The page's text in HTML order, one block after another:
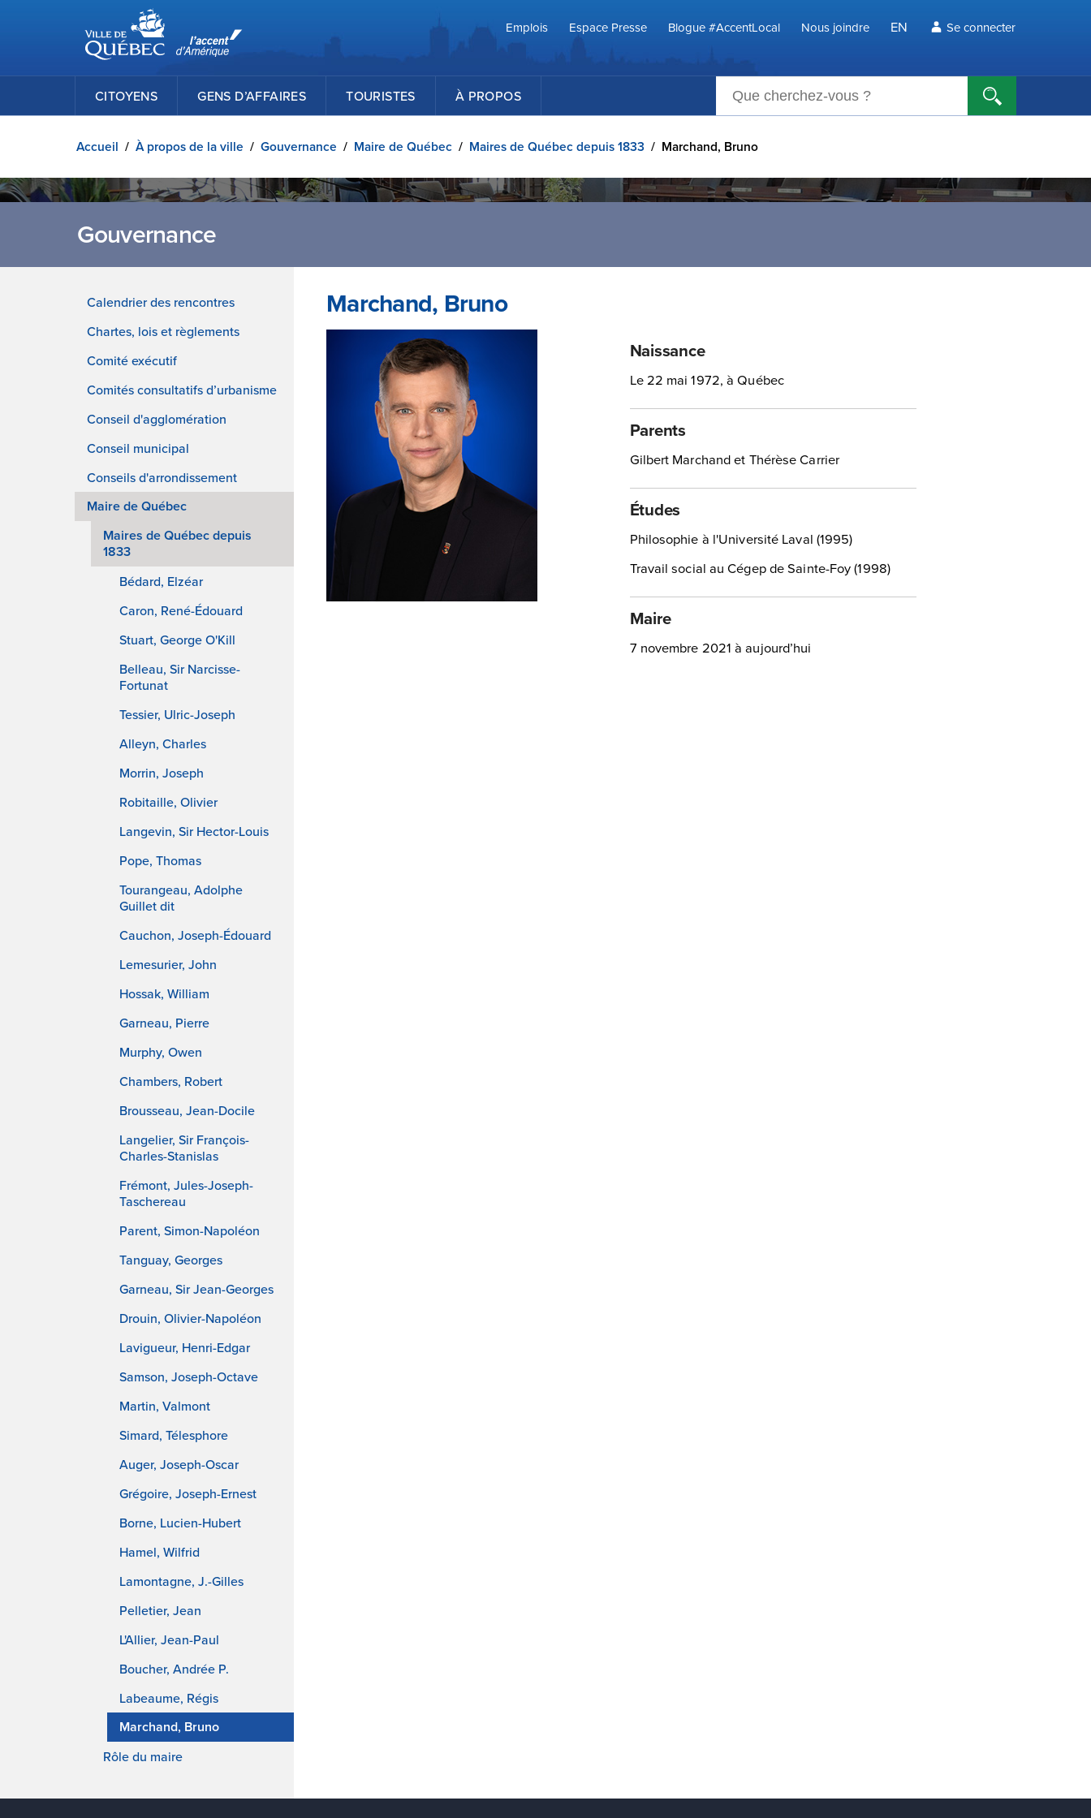
Passer au contenu principal
Ville de Québec
Emplois
Espace Presse Blogue #AccentLocal Nous joindre EN Se connecter
CITOYENS GENS D’AFFAIRES TOURISTES À PROPOS
Accueil / À propos de la ville / Gouvernance / Maire de Québec / Maires de Québec depuis 1833 / Marchand, Bruno
Gouvernance
Calendrier des rencontres
Chartes, lois et règlements
Comité exécutif
Comités consultatifs d’urbanisme
Conseil d'agglomération
Conseil municipal
Conseils d'arrondissement
Maire de Québec
Maires de Québec depuis
1833
Bédard, Elzéar
Caron, René-Édouard
Stuart, George O'Kill
Belleau, Sir Narcisse-
Fortunat
Tessier, Ulric-Joseph
Alleyn, Charles
Morrin, Joseph
Robitaille, Olivier
Langevin, Sir Hector-Louis
Pope, Thomas
Tourangeau, Adolphe
Guillet dit
Cauchon, Joseph-Édouard
Lemesurier, John
Hossak, William
Garneau, Pierre
Murphy, Owen
Chambers, Robert
Brousseau, Jean-Docile
Langelier, Sir François-
Charles-Stanislas
Frémont, Jules-Joseph-
Taschereau
Parent, Simon-Napoléon
Tanguay, Georges
Garneau, Sir Jean-Georges
Drouin, Olivier-Napoléon
Lavigueur, Henri-Edgar
Samson, Joseph-Octave
Martin, Valmont
Simard, Télesphore
Auger, Joseph-Oscar
Grégoire, Joseph-Ernest
Borne, Lucien-Hubert
Hamel, Wilfrid
Lamontagne, J.-Gilles
Pelletier, Jean
L'Allier, Jean-Paul
Boucher, Andrée P.
Labeaume, Régis
Marchand, Bruno
Rôle du maire
Marchand, Bruno
Naissance
Le 22 mai 1972, à Québec
Parents
Gilbert Marchand et Thérèse Carrier
Études
Philosophie à l'Université Laval (1995)
Travail social au Cégep de Sainte-Foy (1998)
Maire
7 novembre 2021 à aujourd’hui